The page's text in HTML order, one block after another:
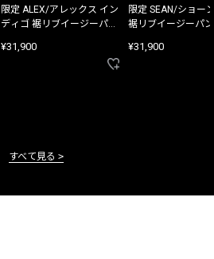
限定 ALEX/アレックス イン
ディゴ 裾リブイージーパン
¥31,900
限定 SEAN/ショー
裾リブイージーパ
¥31,900
すべて見る